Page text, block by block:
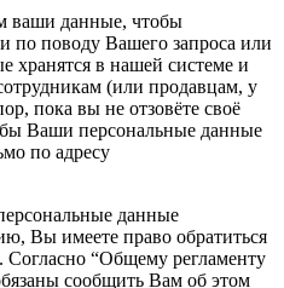
данные, чтобы
по поводу Вашего запроса или
хранятся в нашей системе и
(или продавцам, у
пока вы не отзовёте своё
Ваши персональные данные
по адресу
данные
Вы имеете право обратиться
“Общему регламенту
сообщить Вам об этом